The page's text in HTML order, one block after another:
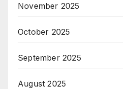
November 2025
October 2025
September 2025
August 2025